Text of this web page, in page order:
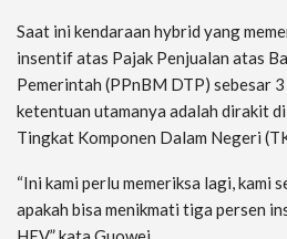
Saat ini kendaraan hybrid yang
insentif atas Pajak Penjualan atas
Pemerintah (PPnBM DTP) sebesar
ketentuan utamanya adalah dirakit
Tingkat Komponen Dalam Negeri
“Ini kami perlu memeriksa lagi, kami
apakah bisa menikmati tiga persen